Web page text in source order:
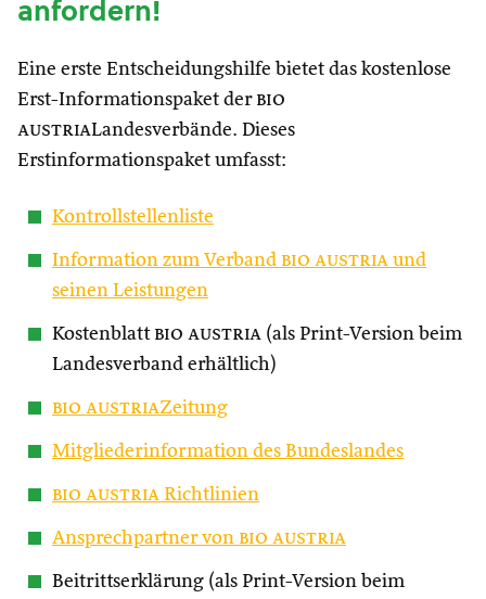
anfordern!
Eine erste Entscheidungshilfe bietet das kostenlose
Erst-Informationspaket der bio
austriaLandesverbände. Dieses
Erstinformationspaket umfasst:
Kontrollstellenliste
Information zum Verband bio austria und
seinen Leistungen
Kostenblatt bio austria (als Print-Version beim
Landesverband erhältlich)
bio austriaZeitung
Mitgliederinformation des Bundeslandes
bio austria Richtlinien
Ansprechpartner von bio austria
Beitrittserklärung (als Print-Version beim